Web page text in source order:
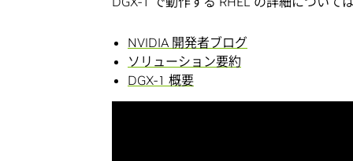
NVIDIA 開発者ブログ
ソリューション要約
DGX-1 概要